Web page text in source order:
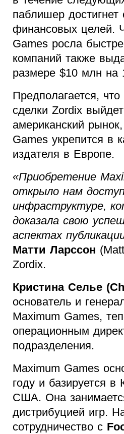
паблишер
финансовых целей.
Games росла
компаний также
размере $10 млн на
Предполагается,
сделки Zordix
американский
Games укрепится в
издателя в Европе.
«Приобретение
открыло нам
инфраструктуре,
доказала свою
аспектах
Матти Ларссон
Zordix.
Кристина Селье
основатель и
Maximum Games,
операционным
подразделения.
Maximum Games
году и базируется в
США. Она
дистрибуцией игр.
сотрудничество с